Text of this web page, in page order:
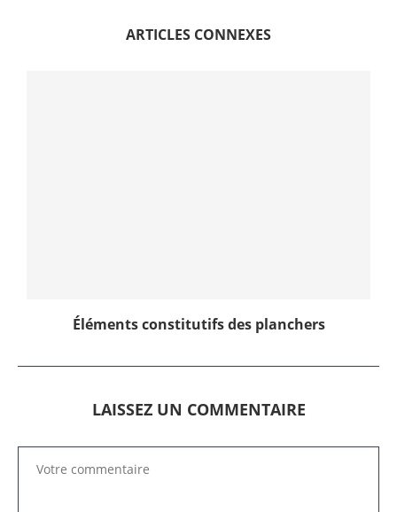
ARTICLES CONNEXES
Éléments constitutifs des planchers
LAISSEZ UN COMMENTAIRE